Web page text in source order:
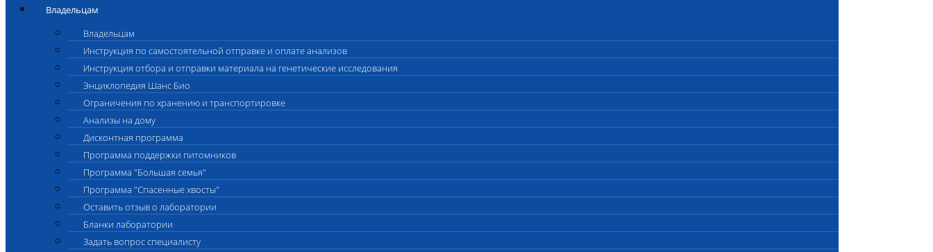
Владельцам
Владельцам
Инструкция по самостоятельной отправке и оплате анализов
Инструкция отбора и отправки материала на генетические исследования
Энциклопедия Шанс Био
Ограничения по хранению и транспортировке
Анализы на дому
Дисконтная программа
Программа поддержки питомников
Программа "Большая семья"
Программа "Спасенные хвосты"
Оставить отзыв о лаборатории
Бланки лаборатории
Задать вопрос специалисту